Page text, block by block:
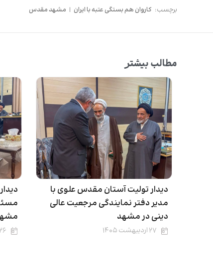
برچسب: کاروان هم بستگی عتبه با ایران | مشهد مقدس
مطالب بیشتر
دیدار تولیت آستان مقدس علوی با
مدیر دفتر نمایندگی مرجعیت عالی
دینی در مشهد
۲۷ اردیبهشت ۱۴۰۵ ۲۶ اردیبهشت ۱۴۰۵